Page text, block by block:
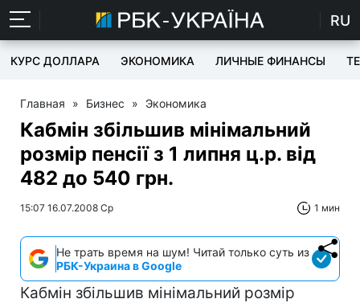
RU
КУРС ДОЛЛАРА ЭКОНОМИКА ЛИЧНЫЕ ФИНАНСЫ
Главная » Бизнес » Экономика
Кабмін збільшив мінімальний
розмір пенсії з 1 липня ц.р. від
482 до 540 грн.
15:07 16.07.2008 Ср 1 мин
Не трать время на шум! Читай только суть из
РБК-Украина в Google
Кабмін збільшив мінімальний розмір